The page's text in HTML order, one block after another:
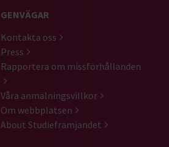
GENVÄGAR
Kontakta oss
Press
Rapportera om missförhållanden
Våra anmälningsvillkor
Om webbplatsen
About Studiefrämjandet